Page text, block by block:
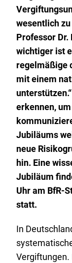
wesentlich
Professor Dr.
wichtiger ist
regelmäßige
mit einem
erkennen,
Jubiläums
neue
hin. Eine
Jubiläum
Uhr am BfR-
statt.
In
Vergiftungen.